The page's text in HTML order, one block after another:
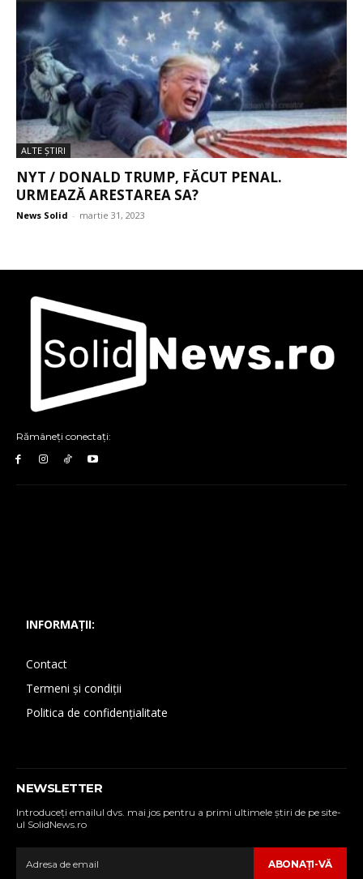
ALTE ŞTIRI
NYT / DONALD TRUMP, FĂCUT PENAL.
URMEAZĂ ARESTAREA SA?
News Solid - martie 31, 2023
Rămâneți conectați:
INFORMAȚII:
Contact
Termeni și condiții
Politica de confidențialitate
NEWSLETTER
Introduceţi emailul dvs. mai jos pentru a primi ultimele ştiri de pe site-
ul SolidNews.ro
ABONAŢI-VĂ